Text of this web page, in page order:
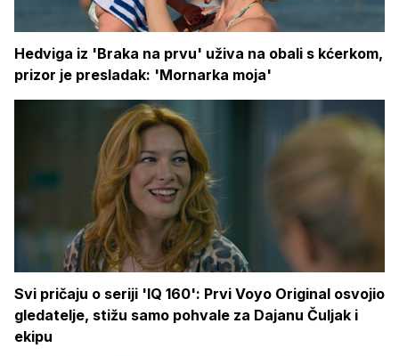
Hedviga iz 'Braka na prvu' uživa na obali s kćerkom,
prizor je presladak: 'Mornarka moja'
Svi pričaju o seriji 'IQ 160': Prvi Voyo Original osvojio
gledatelje, stižu samo pohvale za Dajanu Čuljak i
ekipu